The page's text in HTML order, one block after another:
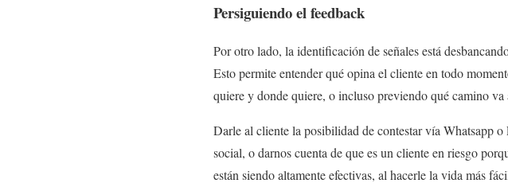
Persiguiendo el feedback
Por otro lado, la identificación de señales está
Esto permite entender qué opina el cliente en todo
quiere y donde quiere, o incluso previendo qué camino
Darle al cliente la posibilidad de contestar vía Whatsapp o
social, o darnos cuenta de que es un cliente en riesgo
están siendo altamente efectivas, al hacerle la vida más